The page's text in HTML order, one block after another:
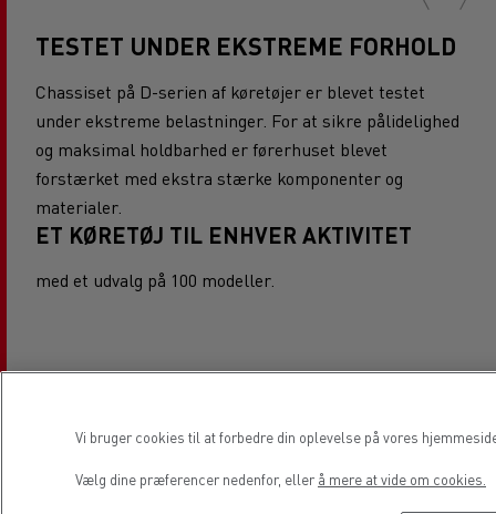
TESTET UNDER EKSTREME FORHOLD
Chassiset på D-serien af køretøjer er blevet testet
under ekstreme belastninger. For at sikre pålidelighed
og maksimal holdbarhed er førerhuset blevet
forstærket med ekstra stærke komponenter og
materialer.
ET KØRETØJ TIL ENHVER AKTIVITET
med et udvalg på 100 modeller.
KOMFORT
Vi bruger cookies til at forbedre din oplevelse på vores
Vælg dine præferencer nedenfor, eller å mere at vide om cookies.